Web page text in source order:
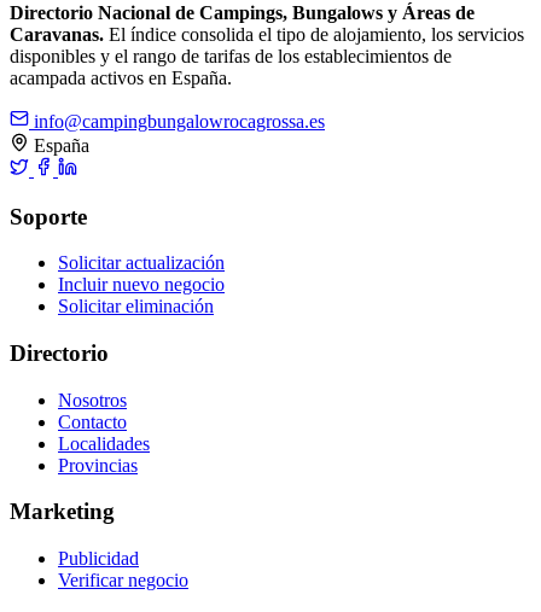
Directorio Nacional de Campings, Bungalows y Áreas de
Caravanas. El índice consolida el tipo de alojamiento, los servicios
disponibles y el rango de tarifas de los establecimientos de
acampada activos en España.
info@campingbungalowrocagrossa.es
España
Soporte
Solicitar actualización
Incluir nuevo negocio
Solicitar eliminación
Directorio
Nosotros
Contacto
Localidades
Provincias
Marketing
Publicidad
Verificar negocio